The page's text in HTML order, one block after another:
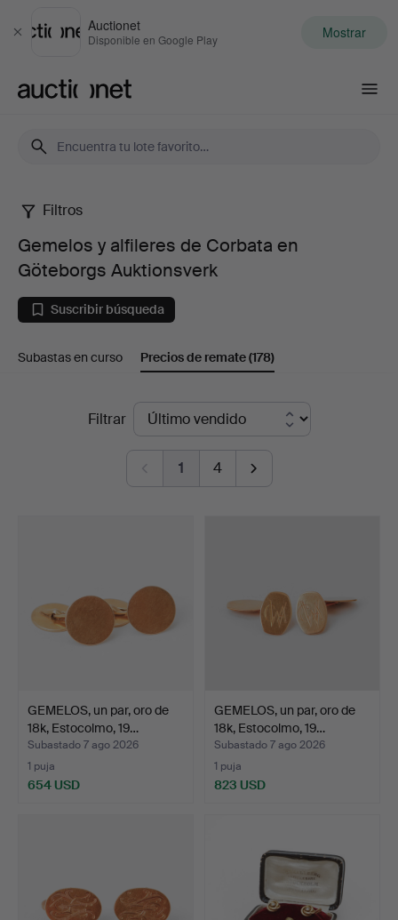
Cerrar
Auctionet
Disponible en Google Play Mostrar
Gemelos
alfileres
de
Göteborgs
Filtros
Gemelos y alfileres de Corbata en
Göteborgs Auktionsverk
Suscribir búsqueda
Subastas en curso Precios de remate(178)
Filtrar
1 4
GEMELOS, un par, oro de
18k, Estocolmo, 19…
Subastado 7 ago 2026
1 puja
654 USD
GEMELOS, un par, oro de
18k, Estocolmo, 19…
Subastado 7 ago 2026
1 puja
823 USD